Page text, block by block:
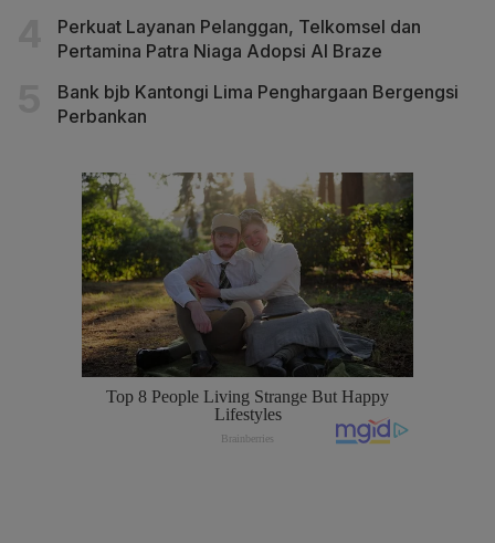
Perkuat Layanan Pelanggan, Telkomsel dan
Pertamina Patra Niaga Adopsi AI Braze
Bank bjb Kantongi Lima Penghargaan Bergengsi
Perbankan